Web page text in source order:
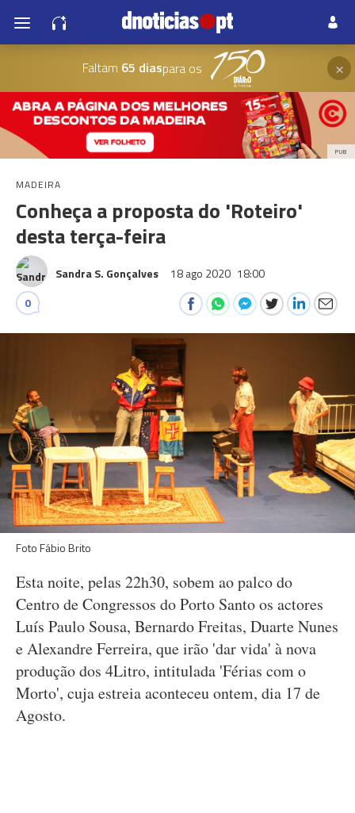
Faltam 65 diaspara os ×
PUB
MADEIRA
Conheça a proposta do 'Roteiro'
desta terça-feira
Sandra S. Gonçalves 18 ago 2020 18:00
0
Foto Fábio Brito
Esta noite, pelas 22h30, sobem ao palco do
Centro de Congressos do Porto Santo os actores
Luís Paulo Sousa, Bernardo Freitas, Duarte Nunes
e Alexandre Ferreira, que irão 'dar vida' à nova
produção dos 4Litro, intitulada 'Férias com o
Morto', cuja estreia aconteceu ontem, dia 17 de
Agosto.